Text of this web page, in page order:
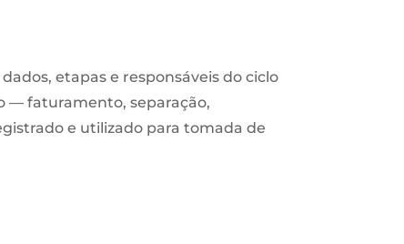
etapas e responsáveis do ciclo
— faturamento, separação,
e utilizado para tomada de